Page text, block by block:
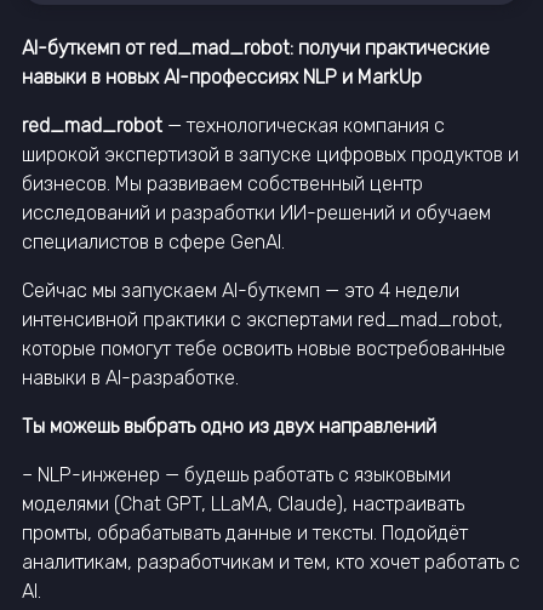
AI-буткемп от red_mad_robot: получи практические
навыки в новых AI-профессиях NLP и MarkUp
red_mad_robot — технологическая компания с
широкой экспертизой в запуске цифровых продуктов и
бизнесов. Мы развиваем собственный центр
исследований и разработки ИИ-решений и обучаем
специалистов в сфере GenAI.
Сейчас мы запускаем AI-буткемп — это 4 недели
интенсивной практики с экспертами red_mad_robot,
которые помогут тебе освоить новые востребованные
навыки в AI-разработке.
Ты можешь выбрать одно из двух направлений
– NLP-инженер — будешь работать с языковыми
моделями (Chat GPT, LLaMA, Claude), настраивать
промты, обрабатывать данные и тексты. Подойдёт
аналитикам, разработчикам и тем, кто хочет работать с
AI.